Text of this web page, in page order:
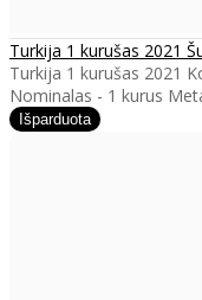
Turkija 1 kurušas 2021
Turkija 1 kurušas 2021
Nominalas - 1 kurus